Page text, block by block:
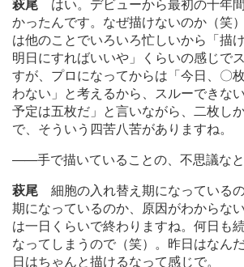
萩尾 はい。デビューから最初の十年
かったんです。なぜ描けないのか（笑
は他のことでいろいろ忙しいから「描
明日にすればいいや」くらいの感じで
すが、プロになってからは「今日、〇
わない」と考えるから、スルーできな
予定は五枚だ」と言いながら、二枚し
で、そういう四苦八苦がありますね。
――手で描いていることの、不思議なと
萩尾 細胞の入れ替え期になっている
期になっているのか、原因がわからな
は一日くらいで終わりますね。何日も
なってしまうので（笑）。昨日はなん
日はちゃんと描けるなって感じで。